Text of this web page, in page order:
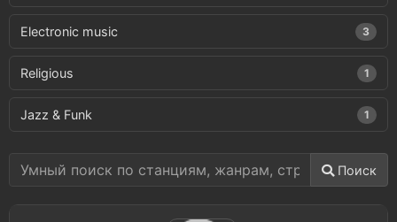
Electronic music 3
Religious 1
Jazz & Funk 1
Поиск